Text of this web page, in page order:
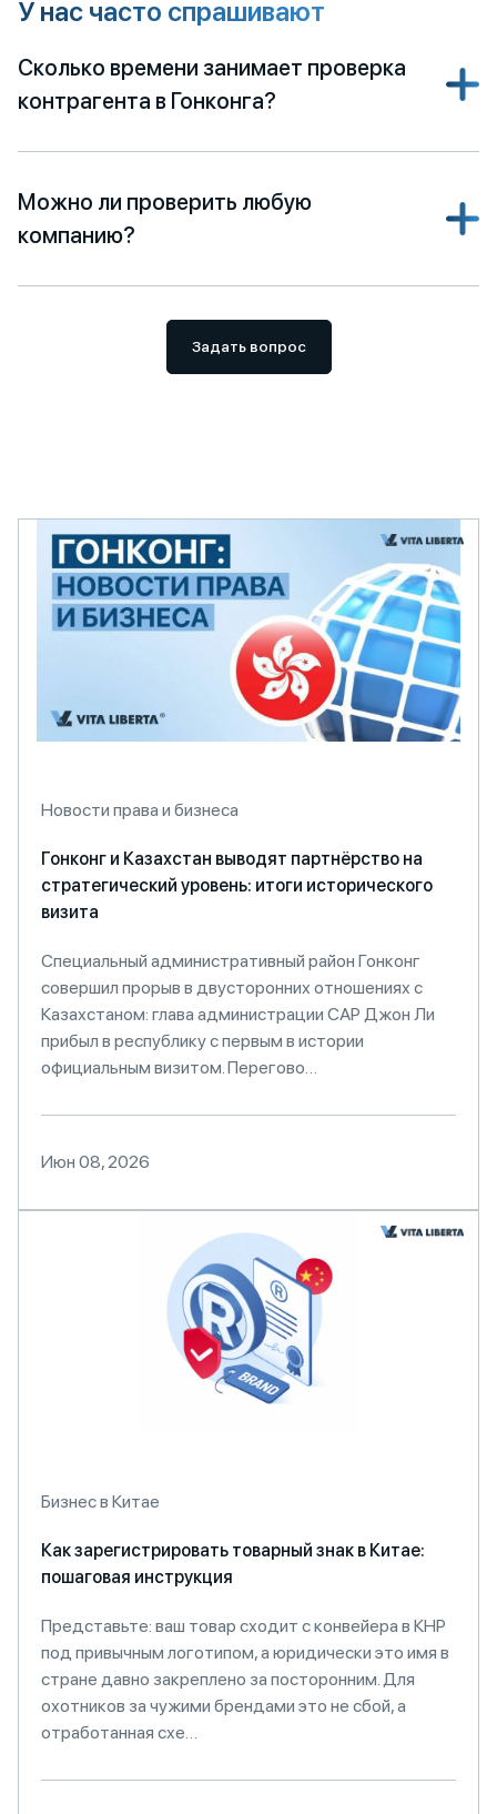
У нас часто спрашивают
Сколько времени занимает проверка
контрагента в Гонконга?
Можно ли проверить любую
компанию?
Задать вопрос
Новости права и бизнеса
Гонконг и Казахстан выводят партнёрство на
стратегический уровень: итоги исторического
визита
Специальный административный район Гонконг
совершил прорыв в двусторонних отношениях с
Казахстаном: глава администрации САР Джон Ли
прибыл в республику с первым в истории
официальным визитом. Перегово…
Июн 08, 2026
Бизнес в Китае
Как зарегистрировать товарный знак в Китае:
пошаговая инструкция
Представьте: ваш товар сходит с конвейера в КНР
под привычным логотипом, а юридически это имя в
стране давно закреплено за посторонним. Для
охотников за чужими брендами это не сбой, а
отработанная схе…